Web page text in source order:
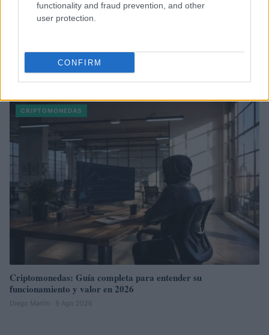
functionality and fraud prevention, and other
user protection.
CONFIRM
Jorge Messi fallece a los 68 años: El pilar fundamental de
Lionel Messi
Lucía Herrera · 9 Ago 2026
CRIPTOMONEDAS
Criptomonedas: Guía completa para entender su
funcionamiento y valor en 2026
Diego Martín · 9 Ago 2026